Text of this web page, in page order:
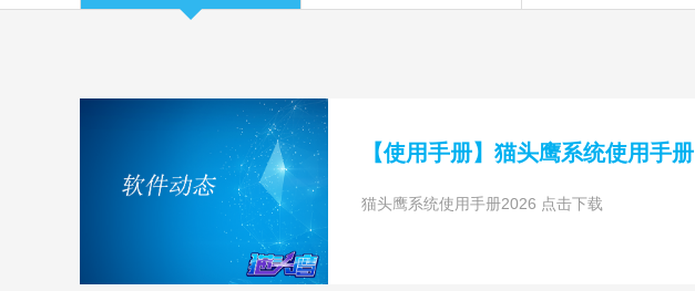
【使用手册】猫头鹰系统使用手册
猫头鹰系统使用手册2026 点击下载